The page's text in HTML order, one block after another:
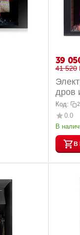
39
41 520
дров
Код:
0.0
В
В